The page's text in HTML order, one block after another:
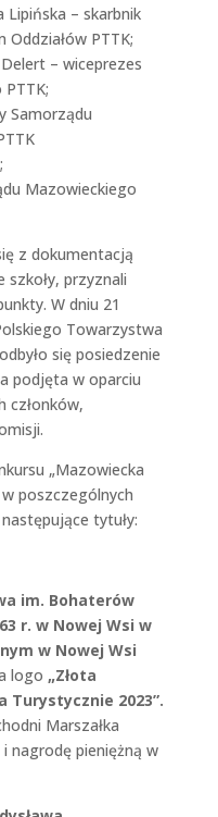
– skarbnik
PTTK;
– wiceprezes
Samorządu
Mazowieckiego
z dokumentacją
przyznali
W dniu 21
Towarzystwa
się posiedzenie
podjęta w oparciu
członków,
„Mazowiecka
poszczególnych
tytuły:
im. Bohaterów
r. w Nowej Wsi w
w Nowej Wsi
logo „Złota
Turystycznie 2023”.
Marszałka
nagrodę pieniężną w